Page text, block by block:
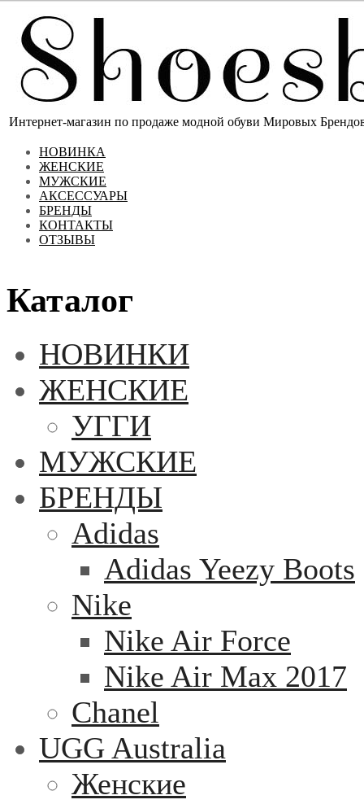
Интернет-магазин по продаже модной обуви Мировых
НОВИНКА
ЖЕНСКИЕ
МУЖСКИЕ
АКСЕССУАРЫ
БРЕНДЫ
КОНТАКТЫ
ОТЗЫВЫ
Каталог
НОВИНКИ
ЖЕНСКИЕ
УГГИ
МУЖСКИЕ
БРЕНДЫ
Adidas
Adidas Yeezy Boots
Nike
Nike Air Force
Nike Air Max 2017
Chanel
UGG Australia
Женские